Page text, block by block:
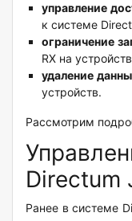
управление
к системе
ограничение
RX на
удаление
устройств.
Рассмотрим
Directum
Ранее в системе